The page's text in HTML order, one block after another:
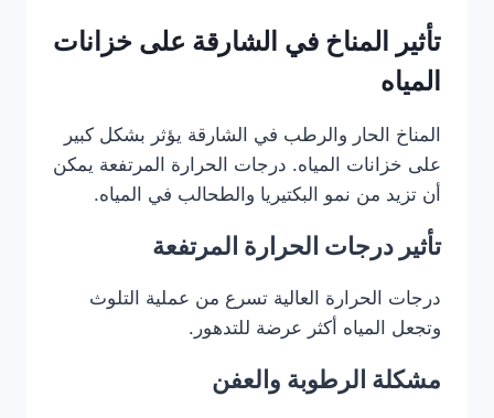
تأثير المناخ في الشارقة على خزانات
المياه
المناخ الحار والرطب في الشارقة يؤثر بشكل كبير
على خزانات المياه. درجات الحرارة المرتفعة يمكن
أن تزيد من نمو البكتيريا والطحالب في المياه.
تأثير درجات الحرارة المرتفعة
درجات الحرارة العالية تسرع من عملية التلوث
وتجعل المياه أكثر عرضة للتدهور.
مشكلة الرطوبة والعفن